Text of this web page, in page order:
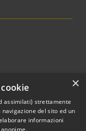
×
assimilati) strettamente
del sito ed un
informazioni